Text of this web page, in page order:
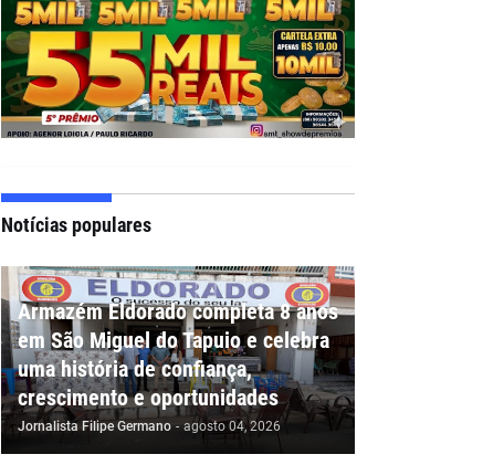
Notícias populares
Armazém Eldorado completa 8 anos
em São Miguel do Tapuio e celebra
uma história de confiança,
crescimento e oportunidades
Jornalista Filipe Germano - agosto 04, 2026